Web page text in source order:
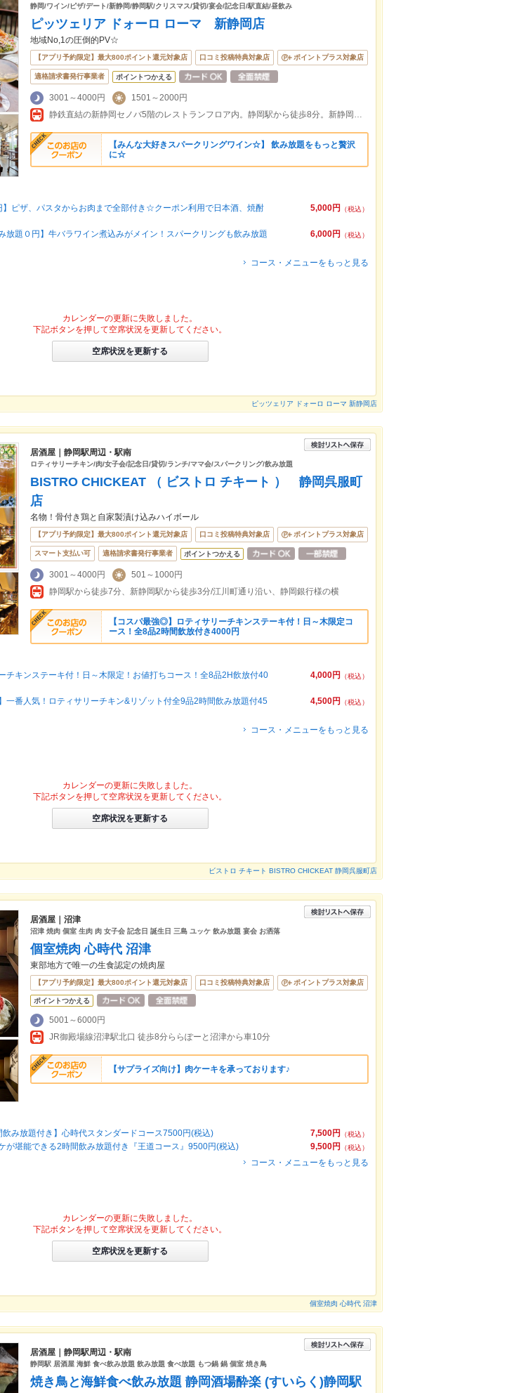
静岡/ワイン/ピザ/デート/新静岡/静岡駅/クリスマス/貸切/宴会/記念日/駅直結/昼飲み
ピッツェリア ドォーロ ローマ 新静岡店
地域No,1の圧倒的PV☆
【アプリ予約限定】最大800ポイント還元対象店 口コミ投稿特典対象店 ポイントプラス対象店
適格請求書発行事業者 ポイントつかえる
3001～4000円
1501～2000円
静鉄直結の新静岡セノバ5階のレストランフロア内。静岡駅から徒歩8分。新静岡駅直結☆新静岡駅はエレベーターで5Fへ☆
【みんな大好きスパークリングワイン☆】 飲み放題をもっと贅沢
に☆
5,000円
（税込）
】ピザ、パスタからお肉まで全部付き☆クーポン利用で日本酒、焼酎
6,000円
（税込）
放題０円】牛バラワイン煮込みがメイン！スパークリングも飲み放題
コース・メニューをもっと見る
カレンダーの更新に失敗しました。
下記ボタンを押して空席状況を更新してください。
空席状況を更新する
ピッツェリア ドォーロ ローマ 新静岡店
居酒屋｜静岡駅周辺・駅南
ロティサリーチキン/肉/女子会/記念日/貸切/ランチ/ママ会/スパークリング/飲み放題
BISTRO CHICKEAT （ ビストロ チキート ） 静岡呉服町
店
名物！骨付き鶏と自家製漬け込みハイボール
【アプリ予約限定】最大800ポイント還元対象店 口コミ投稿特典対象店 ポイントプラス対象店
スマート支払い可 適格請求書発行事業者 ポイントつかえる
3001～4000円
501～1000円
静岡駅から徒歩7分、新静岡駅から徒歩3分/江川町通り沿い、静岡銀行様の横
【コスパ最強◎】ロティサリーチキンステーキ付！日～木限定コ
ース！全8品2時間飲放付き4000円
4,000円
（税込）
チキンステーキ付！日～木限定！お値打ちコース！全8品2H飲放付40
4,500円
（税込）
一番人気！ロティサリーチキン&リゾット付全9品2時間飲み放題付45
コース・メニューをもっと見る
カレンダーの更新に失敗しました。
下記ボタンを押して空席状況を更新してください。
空席状況を更新する
ビストロ チキート BISTRO CHICKEAT 静岡呉服町店
居酒屋｜沼津
沼津 焼肉 個室 生肉 肉 女子会 記念日 誕生日 三島 ユッケ 飲み放題 宴会 お洒落
個室焼肉 心時代 沼津
東部地方で唯一の生食認定の焼肉屋
【アプリ予約限定】最大800ポイント還元対象店 口コミ投稿特典対象店 ポイントプラス対象店
ポイントつかえる
5001～6000円
JR御殿場線沼津駅北口 徒歩8分ららぽーと沼津から車10分
【サプライズ向け】肉ケーキを承っております♪
7,500円
（税込）
飲み放題付き】心時代スタンダードコース7500円(税込)
9,500円
（税込）
が堪能できる2時間飲み放題付き『王道コース』9500円(税込)
コース・メニューをもっと見る
カレンダーの更新に失敗しました。
下記ボタンを押して空席状況を更新してください。
空席状況を更新する
個室焼肉 心時代 沼津
居酒屋｜静岡駅周辺・駅南
静岡駅 居酒屋 海鮮 食べ飲み放題 飲み放題 食べ放題 もつ鍋 鍋 個室 焼き鳥
焼き鳥と海鮮食べ飲み放題 静岡酒場酔楽 (すいらく)静岡駅